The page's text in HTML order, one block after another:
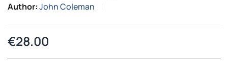
Author:John Coleman
€28.00